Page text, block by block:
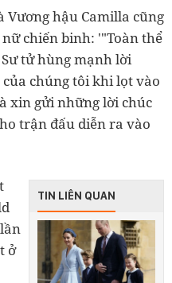
Vương hậu Camilla cũng
chiến binh: '"Toàn thể
tử hùng mạnh lời
chúng tôi khi lọt vào
xin gửi những lời chúc
trận đấu diễn ra vào
TIN LIÊN QUAN
ở